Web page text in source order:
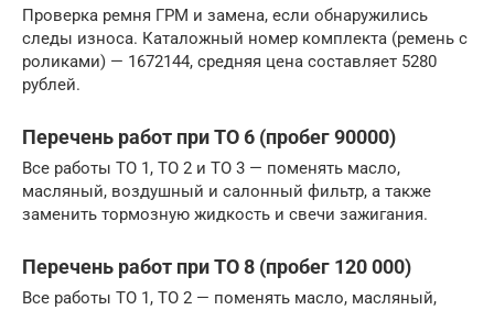
Проверка ремня ГРМ и замена, если обнаружились
следы износа. Каталожный номер комплекта (ремень с
роликами) — 1672144, средняя цена составляет 5280
рублей.
Перечень работ при ТО 6 (пробег 90000)
Все работы ТО 1, ТО 2 и ТО 3 — поменять масло,
масляный, воздушный и салонный фильтр, а также
заменить тормозную жидкость и свечи зажигания.
Перечень работ при ТО 8 (пробег 120 000)
Все работы ТО 1, ТО 2 — поменять масло, масляный,